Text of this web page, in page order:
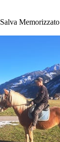
Salva Memorizzato